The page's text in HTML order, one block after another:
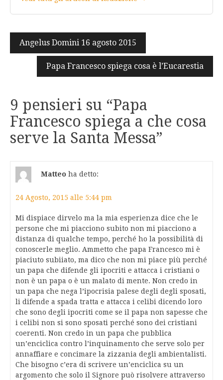
Navigazione
articoli
Angelus Domini 16 agosto 2015
Papa Francesco spiega cosa è l’Eucarestia
9 pensieri su “Papa
Francesco spiega a che cosa
serve la Santa Messa”
Matteo ha detto:
24 Agosto, 2015 alle 5:44 pm
Mi dispiace dirvelo ma la mia esperienza dice che le
persone che mi piacciono subito non mi piacciono a
distanza di qualche tempo, perché ho la possibilità di
conoscerle meglio. Ammetto che papa Francesco mi è
piaciuto subiiato, ma dico che non mi piace più perché
un papa che difende gli ipocriti e attacca i cristiani o
non è un papa o è un malato di mente. Non credo in
un papa che nega l’ipocrisia palese degli degli sposati,
li difende a spada tratta e attacca i celibi dicendo loro
che sono degli ipocriti come se il papa non sapesse che
i celibi non si sono sposati perché sono dei cristiani
coerenti. Non credo in un papa che pubblica
un’enciclica contro l’inquinamento che serve solo per
annaffiare e concimare la zizzania degli ambientalisti.
Che bisogno c’era di scrivere un’enciclica su un
argomento che solo il Signore può risolvere attraverso